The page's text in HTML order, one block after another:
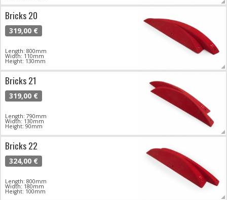
Bricks 20
319,00 €
Length: 800mm
Width: 110mm
Height: 130mm
Bricks 21
319,00 €
Length: 790mm
Width: 130mm
Height: 90mm
Bricks 22
324,00 €
Length: 800mm
Width: 180mm
Height: 100mm